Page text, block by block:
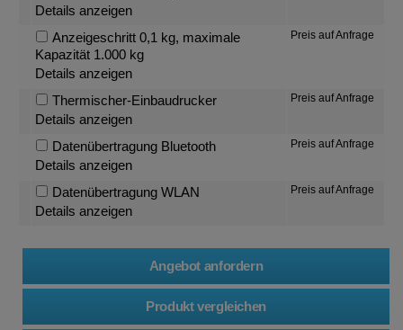
Details anzeigen
Anzeigeschritt 0,1 kg, maximale
Kapazität 1.000 kg
Details anzeigen
Preis auf Anfrage
Thermischer-Einbaudrucker
Details anzeigen
Preis auf Anfrage
Datenübertragung Bluetooth
Details anzeigen
Preis auf Anfrage
Datenübertragung WLAN
Details anzeigen
Preis auf Anfrage